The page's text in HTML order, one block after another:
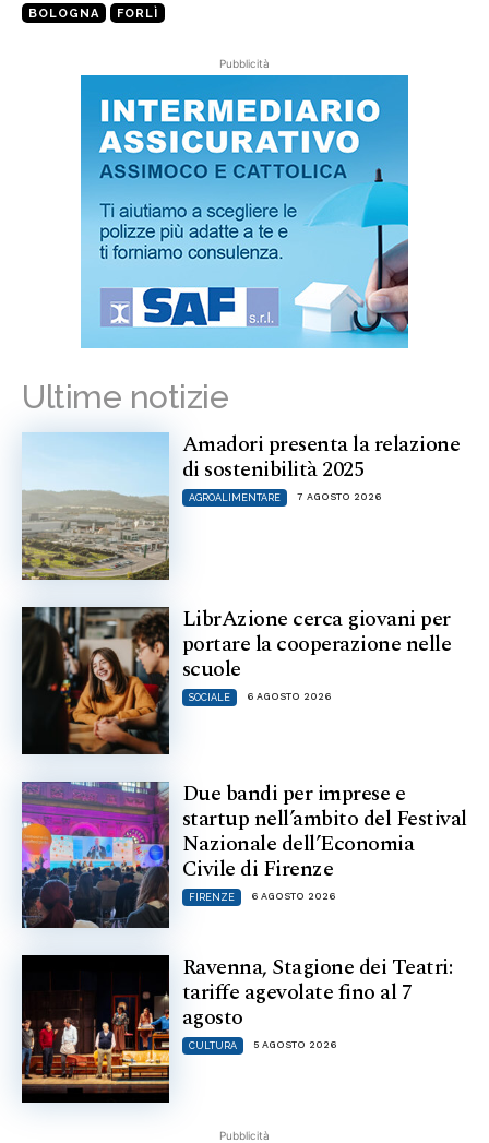
BOLOGNA FORLÌ
Pubblicità
Ultime notizie
Amadori presenta la relazione
di sostenibilità 2025
AGROALIMENTARE 7 AGOSTO 2026
LibrAzione cerca giovani per
portare la cooperazione nelle
scuole
SOCIALE 6 AGOSTO 2026
Due bandi per imprese e
startup nell’ambito del Festival
Nazionale dell’Economia
Civile di Firenze
FIRENZE 6 AGOSTO 2026
Ravenna, Stagione dei Teatri:
tariffe agevolate fino al 7
agosto
CULTURA 5 AGOSTO 2026
Pubblicità